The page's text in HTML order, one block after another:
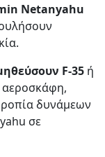
Netanyahu
F-35 ή
αεροσκάφη,
δυνάμεων
σε